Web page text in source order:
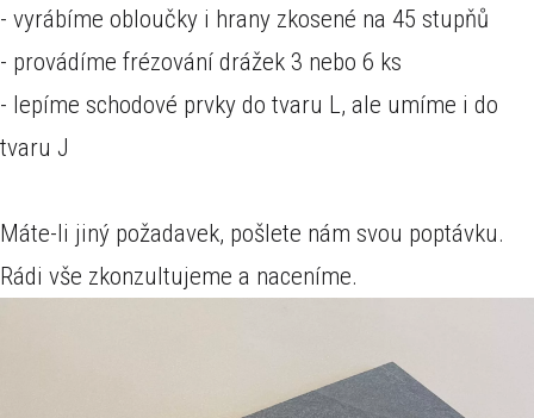
- vyrábíme obloučky i hrany zkosené na 45 stupňů
- provádíme frézování drážek 3 nebo 6 ks
- lepíme schodové prvky do tvaru L, ale umíme i do
tvaru J
Máte-li jiný požadavek, pošlete nám svou poptávku.
Rádi vše zkonzultujeme a naceníme.